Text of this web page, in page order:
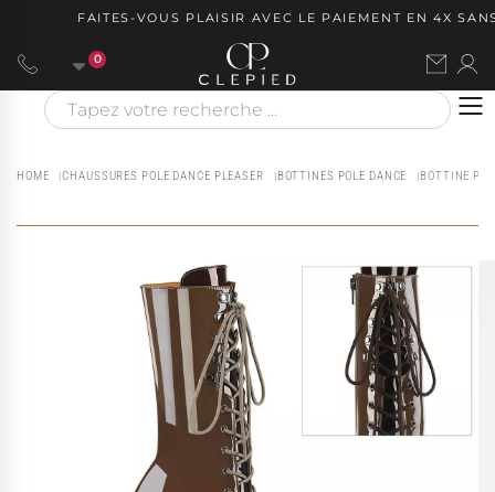
FAITES-VOUS PLAISIR AVEC LE PAIEMENT EN 4X
0
HOME CHAUSSURES POLE DANCE PLEASER BOTTINES POLE DANCE